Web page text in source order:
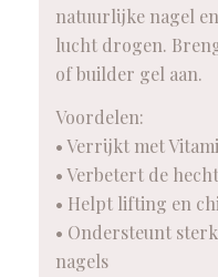
natuurlijke nagel
lucht drogen.
of builder gel aan.
Voordelen:
• Verrijkt met
• Verbetert de
• Helpt lifting en
• Ondersteunt
nagels